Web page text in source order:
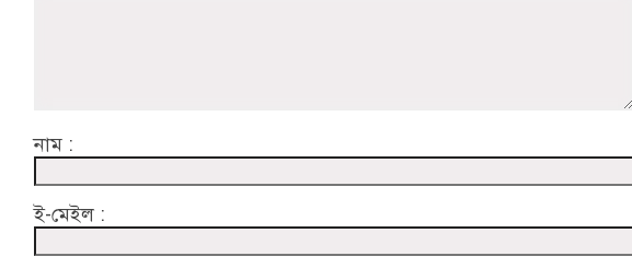
নাম :
ই-মেইল :